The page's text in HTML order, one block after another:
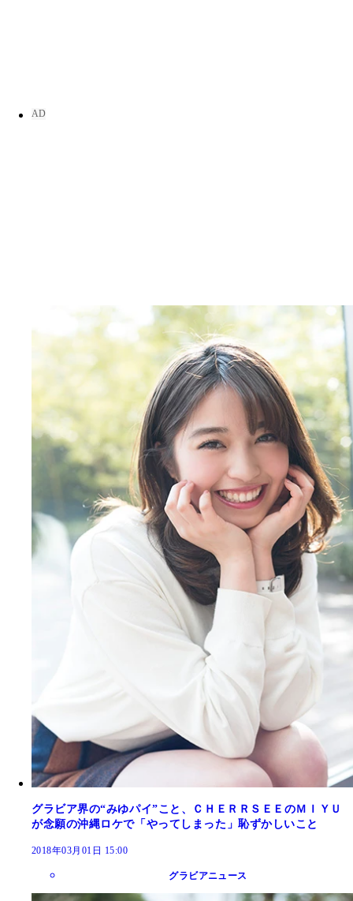
グラビア界の“みゆパイ”こと、ＣＨＥＲＲＳＥＥのＭＩＹＵ
が念願の沖縄ロケで「やってしまった」恥ずかしいこと
2018年03月01日 15:00
グラビアニュース